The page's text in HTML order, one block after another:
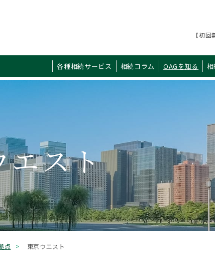
【初
税理士紹介
拠点一覧
選ばれる理由
775-525
カテゴリ
遺言
不動産
贈与税
有価証券
概要
各種相続サービス 相続コラム OAGを知る
エスト
点 東京ウエスト